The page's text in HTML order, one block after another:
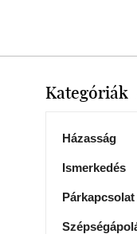
Kategóriák
Házasság
Ismerkedés
Párkapcsolat